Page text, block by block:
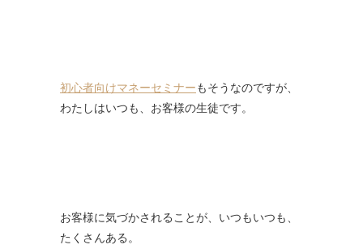
初心者向けマネーセミナーもそうなのですが、
わたしはいつも、お客様の生徒です。
お客様に気づかされることが、いつもいつも、
たくさんある。